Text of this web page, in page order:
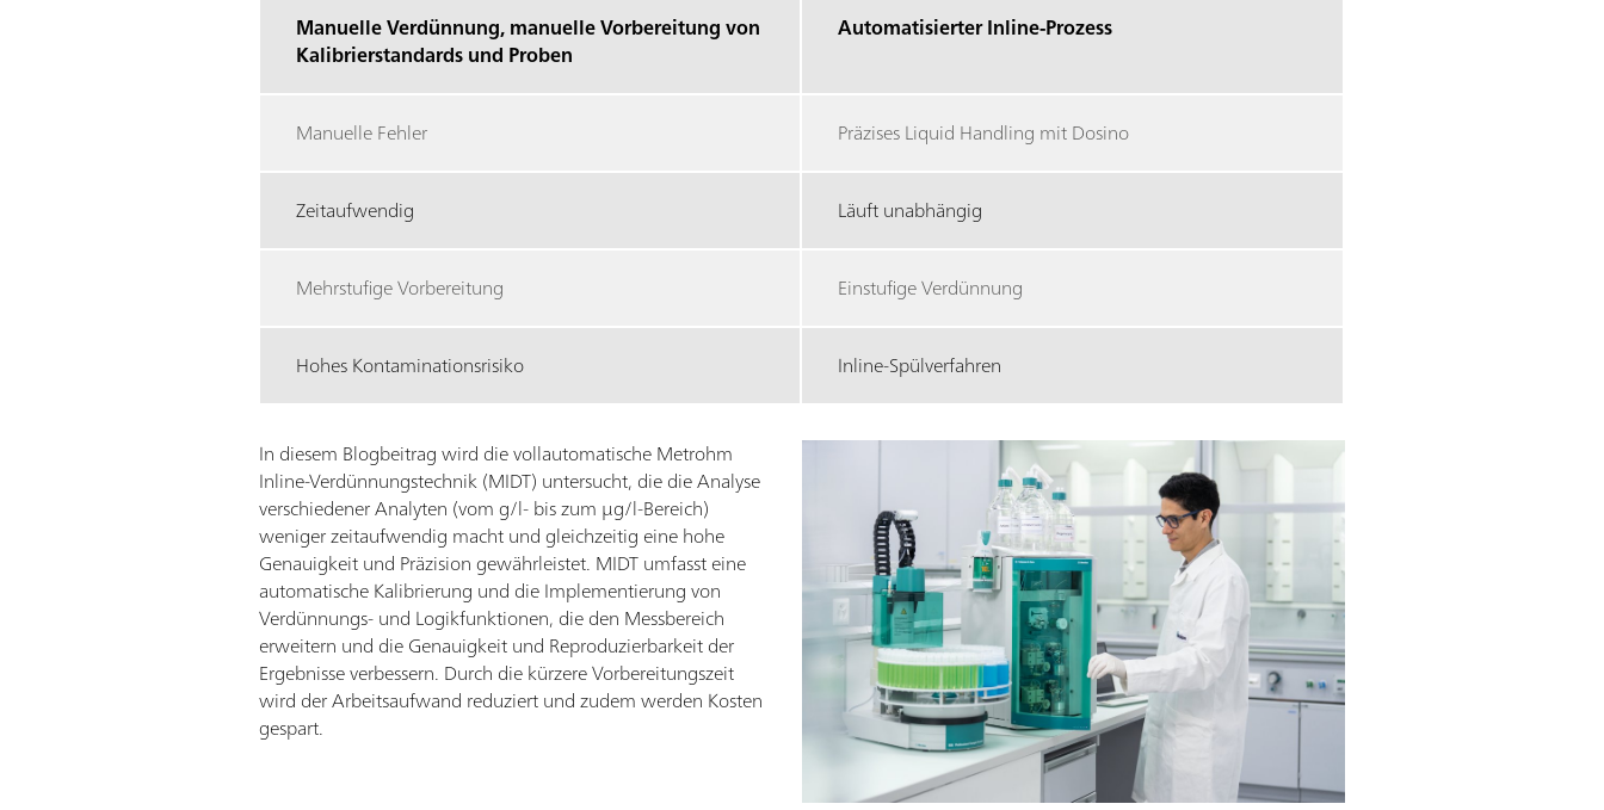
Manuelle Verdünnung, manuelle Vorbereitung von
Kalibrierstandards und Proben
Automatisierter Inline-Prozess
Manuelle Fehler Präzises Liquid Handling mit Dosino
Zeitaufwendig Läuft unabhängig
Mehrstufige Vorbereitung Einstufige Verdünnung
Hohes Kontaminationsrisiko Inline-Spülverfahren
In diesem Blogbeitrag wird die vollautomatische Metrohm
Inline-Verdünnungstechnik (MIDT) untersucht, die die Analyse
verschiedener Analyten (vom g/l- bis zum µg/l-Bereich)
weniger zeitaufwendig macht und gleichzeitig eine hohe
Genauigkeit und Präzision gewährleistet. MIDT umfasst eine
automatische Kalibrierung und die Implementierung von
Verdünnungs- und Logikfunktionen, die den Messbereich
erweitern und die Genauigkeit und Reproduzierbarkeit der
Ergebnisse verbessern. Durch die kürzere Vorbereitungszeit
wird der Arbeitsaufwand reduziert und zudem werden Kosten
gespart.